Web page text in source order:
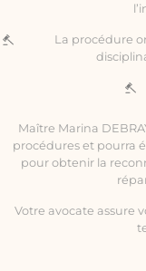
La procédure
Maître Marina
procédures et pourra
pour obtenir la
Votre avocate assure